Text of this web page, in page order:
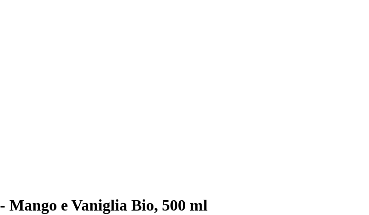
Mango e Vaniglia Bio, 500 ml